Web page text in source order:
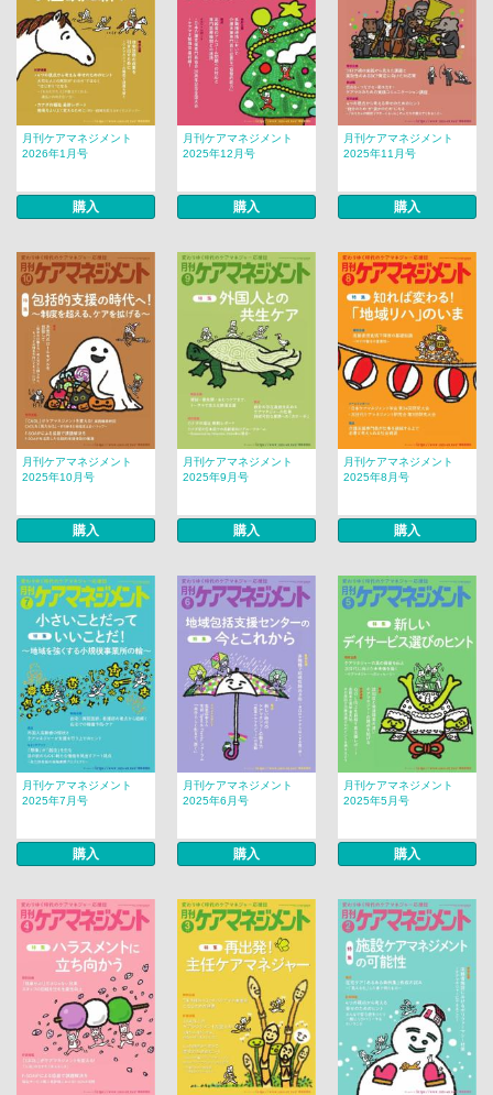
月刊ケアマネジメント
2026年1月号
購入
月刊ケアマネジメント
2025年12月号
購入
月刊ケアマネジメント
2025年11月号
購入
月刊ケアマネジメント
2025年10月号
購入
月刊ケアマネジメント
2025年9月号
購入
月刊ケアマネジメント
2025年8月号
購入
月刊ケアマネジメント
2025年7月号
購入
月刊ケアマネジメント
2025年6月号
購入
月刊ケアマネジメント
2025年5月号
購入